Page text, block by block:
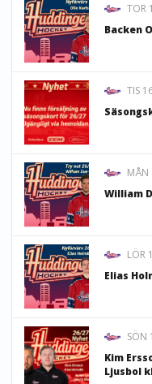
TOR
Backen
TIS
MÅN
William
LÖR
Elias
SÖN
Kim
Ljusbol